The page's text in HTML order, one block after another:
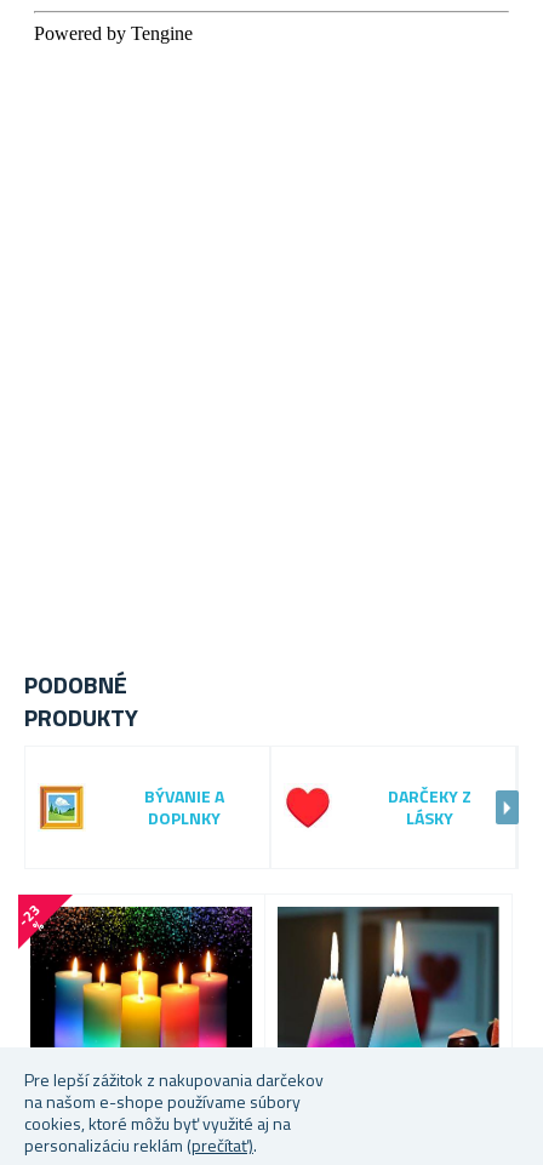
Pre lepší zážitok z nakupovania darčekov
na našom e-shope používame súbory
cookies, ktoré môžu byť využité aj na
personalizáciu reklám (prečítať).
PODOBNÉ
PRODUKTY
BÝVANIE A
DOPLNKY
DARČEKY Z
LÁSKY
-
2
3
%